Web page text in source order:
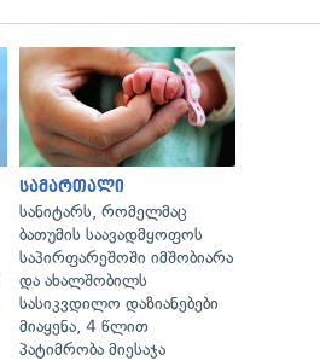
სამართალი
სანიტარს, რომელმაც
ბათუმის საავადმყოფოს
საპირფარეშოში იმშობიარა
და ახალშობილს
სასიკვდილო დაზიანებები
მიაყენა, 4 წლით
პატიმრობა მიესაჯა